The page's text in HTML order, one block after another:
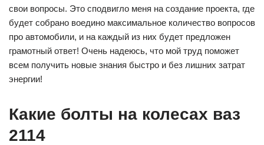
свои вопросы. Это сподвигло меня на создание проекта, где
будет собрано воедино максимальное количество вопросов
про автомобили, и на каждый из них будет предложен
грамотный ответ! Очень надеюсь, что мой труд поможет
всем получить новые знания быстро и без лишних затрат
энергии!
Какие болты на колесах ваз
2114